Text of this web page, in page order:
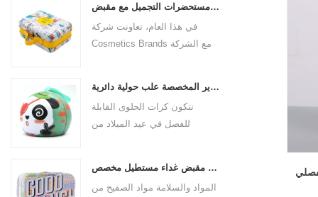
ملم. إنها مصنوعة من صفيحة
مقصدرة صالحة للطعام وسمك
المادة 0.23 مم.
علبة مستحضرات التجميل مع مقبض
في هذا العام، تعاونت شركة
Cosmetics Brands مع الشركة
مستحضرات تجميل بمقبض يجمع
بين الجمال والتطبيق العملي. هذه
ليست مجرد حاوية للأشياء
علب القصدير المخصصة علب حولية دائرية
تتكون كرات الحلوى القابلة
للفصل في عيد الميلاد من
مباشرة ، يمكنك بسهولة فتح
نصف الكرة بدون السلسلة عن
مخصص مقبض مقبض غداء مستطيل مخصص
المواد والسلامة مواد الصفيح من